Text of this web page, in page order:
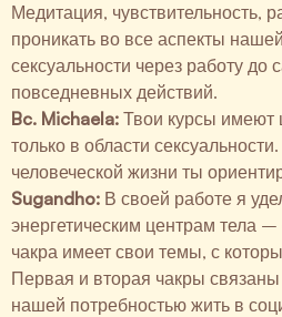
Медитация, чувствительность,
проникать во все аспекты
сексуальности через работу до
повседневных действий.
Bc. Michaela: Твои курсы имеют
только в области
человеческой жизни ты
Sugandho: В своей работе я
энергетическим центрам тела
чакра имеет свои темы, с
Первая и вторая чакры связаны
нашей потребностью жить в